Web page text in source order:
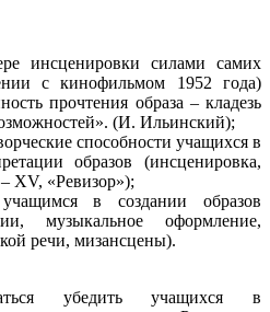
инсценировки силами самих
с кинофильмом 1952 года)
прочтения образа – кладезь
(И. Ильинский);
способности учащихся в
образов (инсценировка,
XV, «Ревизор»);
в создании образов
музыкальное оформление,
речи, мизансцены).
убедить учащихся в